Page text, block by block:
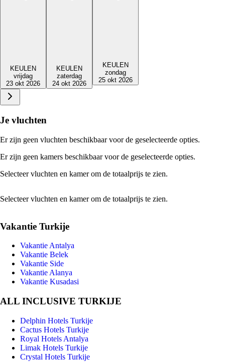
KEULEN
vrijdag
23 okt 2026
KEULEN
zaterdag
24 okt 2026
KEULEN
zondag
25 okt 2026
Je vluchten
Er zijn geen vluchten beschikbaar voor de geselecteerde opties.
Er zijn geen kamers beschikbaar voor de geselecteerde opties.
Selecteer vluchten en kamer om de totaalprijs te zien.
Selecteer vluchten en kamer om de totaalprijs te zien.
Vakantie Turkije
Vakantie Antalya
Vakantie Belek
Vakantie Side
Vakantie Alanya
Vakantie Kusadasi
ALL INCLUSIVE TURKIJE
Delphin Hotels Turkije
Cactus Hotels Turkije
Royal Hotels Antalya
Limak Hotels Turkije
Crystal Hotels Turkije